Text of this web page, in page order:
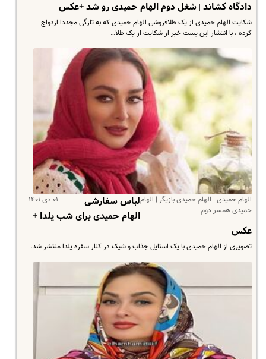
دادگاه کشاند | شغل دوم الهام حمیدی رو شد +عکس
شکایت الهام حمیدی از یک طلافروشی الهام حمیدی که به تازگی مجددا ازدواج
کرده ، با انتشار این پست خبر از شکایت از یک طلا…
الهام حمیدی | الهام حمیدی بازیگر | الهام
حمیدی همسر دوم
۰۱ دی ۱۴۰۱
لباس سفارشی
الهام حمیدی برای شب یلدا +
عکس
تصویری از الهام حمیدی با یک استایل جذاب و شیک در کنار سفره یلدا منتشر شد.